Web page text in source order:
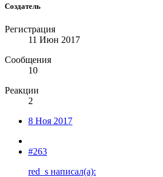
Создатель
Регистрация
11 Июн 2017
Сообщения
10
Реакции
2
8 Ноя 2017
#263
red_s написал(а):